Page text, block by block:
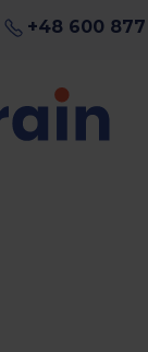
+48 600